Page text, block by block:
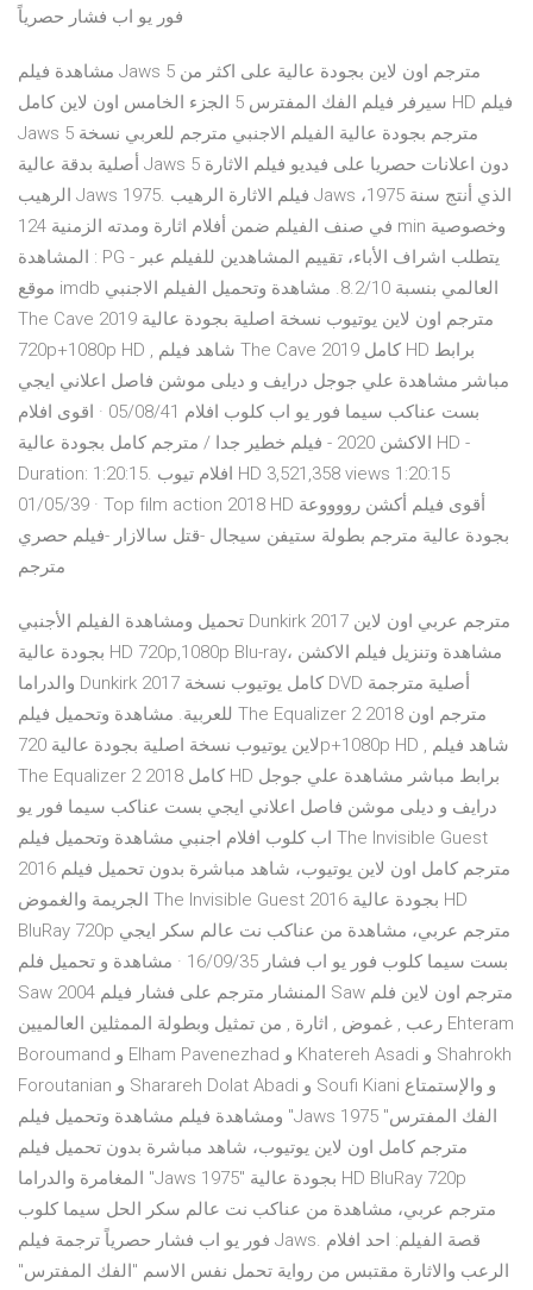
فور يو اب فشار حصرياً
مشاهدة فيلم Jaws 5 مترجم اون لاين بجودة عالية على اكثر من
سيرفر فيلم الفك المفترس 5 الجزء الخامس اون لاين كامل HD فيلم
Jaws 5 مترجم بجودة عالية الفيلم الاجنبي مترجم للعربي نسخة
أصلية بدقة عالية Jaws 5 دون اعلانات حصريا على فيديو فيلم الاثارة
الرهيب Jaws 1975. فيلم الاثارة الرهيب Jaws الذي أنتج سنة 1975،
في صنف الفيلم ضمن أفلام اثارة ومدته الزمنية 124 min وخصوصية
المشاهدة : PG - يتطلب اشراف الأباء، تقييم المشاهدين للفيلم عبر
موقع imdb العالمي بنسبة 8.2/10. مشاهدة وتحميل الفيلم الاجنبي
The Cave 2019 مترجم اون لاين يوتيوب نسخة اصلية بجودة عالية
720p+1080p HD , شاهد فيلم The Cave 2019 كامل HD برابط
مباشر مشاهدة علي جوجل درايف و ديلى موشن فاصل اعلاني ايجي
بست عناكب سيما فور يو اب كلوب افلام 05/08/41 · اقوى افلام
الاكشن 2020 - فيلم خطير جدا / مترجم كامل بجودة عالية HD -
Duration: 1:20:15. افلام تيوب HD 3,521,358 views 1:20:15
01/05/39 · Top film action 2018 HD أقوى فيلم أكشن رووووعة
بجودة عالية مترجم بطولة ستيفن سيجال -قتل سالازار -فيلم حصري
مترجم
تحميل ومشاهدة الفيلم الأجنبي Dunkirk 2017 مترجم عربي اون لاين
بجودة عالية HD 720p,1080p Blu-ray، مشاهدة وتنزيل فيلم الاكشن
والدراما Dunkirk 2017 كامل يوتيوب نسخة DVD أصلية مترجمة
للعربية. مشاهدة وتحميل فيلم The Equalizer 2 2018 مترجم اون
لاين يوتيوب نسخة اصلية بجودة عالية 720p+1080p HD , شاهد فيلم
The Equalizer 2 2018 كامل HD برابط مباشر مشاهدة علي جوجل
درايف و ديلى موشن فاصل اعلاني ايجي بست عناكب سيما فور يو
اب كلوب افلام اجنبي مشاهدة وتحميل فيلم The Invisible Guest
2016 مترجم كامل اون لاين يوتيوب، شاهد مباشرة بدون تحميل فيلم
الجريمة والغموض The Invisible Guest 2016 بجودة عالية HD
BluRay 720p مترجم عربي، مشاهدة من عناكب نت عالم سكر ايجي
بست سيما كلوب فور يو اب فشار 16/09/35 · مشاهدة و تحميل فلم
Saw 2004 المنشار مترجم على فشار فيلم Saw مترجم اون لاين فلم
رعب , غموض , اثارة , من تمثيل وبطولة الممثلين العالميين Ehteram
Boroumand و Elham Pavenezhad و Khatereh Asadi و Shahrokh
Foroutanian و Sharareh Dolat Abadi و Soufi Kiani و والإستمتاع
ومشاهدة فيلم مشاهدة وتحميل فيلم "Jaws 1975 الفك المفترس"
مترجم كامل اون لاين يوتيوب، شاهد مباشرة بدون تحميل فيلم
المغامرة والدراما "Jaws 1975" بجودة عالية HD BluRay 720p
مترجم عربي، مشاهدة من عناكب نت عالم سكر الحل سيما كلوب
فور يو اب فشار حصرياً ترجمة فيلم Jaws. قصة الفيلم: احد افلام
الرعب والاثارة مقتبس من رواية تحمل نفس الاسم "الفك المفترس"